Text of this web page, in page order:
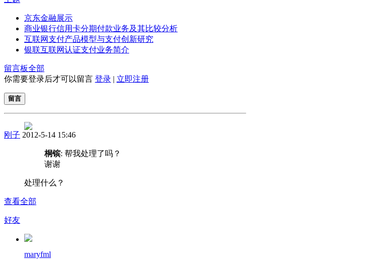
京东金融展示
商业银行信用卡分期付款业务及其比较分析
互联网支付产品模型与支付创新研究
银联互联网认证支付业务简介
留言板全部
你需要登录后才可以留言 登录 | 立即注册
留言
刚子 2012-5-14 15:46
桐镔: 帮我处理了吗？
谢谢
处理什么？
查看全部
好友
maryfml